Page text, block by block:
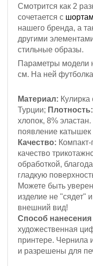
Смотрится как 2
сочетается с
нашего бренда, а
другими
стильные образы.
Параметры модели
см. На ней
Материал: Кулирка
Турции; Плотность:
хлопок, 8%
появление
Качество:
качество
обработкой,
гладкую
Можете быть
изделие не "сядет"
внешний вид!
Способ нанесения
художественная
принтере. Чернила
и разрешены для